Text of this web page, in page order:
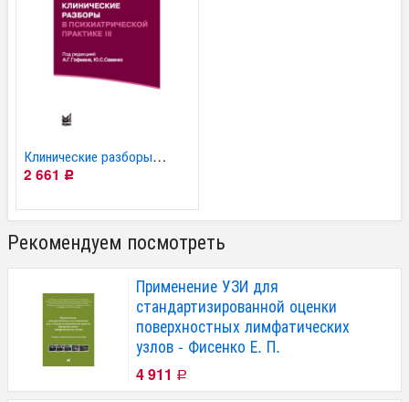
Клинические разборы в...
2 661
Р
Рекомендуем посмотреть
Применение УЗИ для
стандартизированной оценки
поверхностных лимфатических
узлов - Фисенко Е. П.
4 911 Р